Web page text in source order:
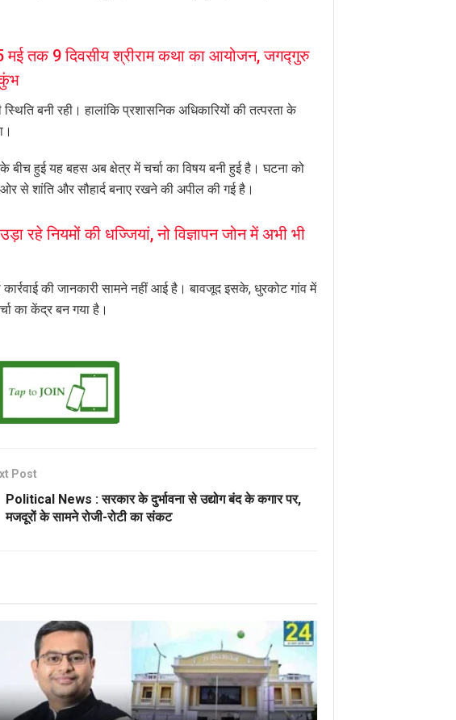
मई तक 9 दिवसीय श्रीराम कथा का आयोजन, जगद्गुरु
बनी रही। हालांकि प्रशासनिक अधिकारियों की तत्परता के
हुई यह बहस अब क्षेत्र में चर्चा का विषय बनी हुई है। घटना को
से शांति और सौहार्द बनाए रखने की अपील की गई है।
रहे नियमों की धज्जियां, नो विज्ञापन जोन में अभी भी
की जानकारी सामने नहीं आई है। बावजूद इसके, धुरकोट गांव में
का केंद्र बन गया है।
Post
Political News : सरकार के दुर्भावना से उद्योग बंद के कगार पर,
मजदूरों के सामने रोजी-रोटी का संकट